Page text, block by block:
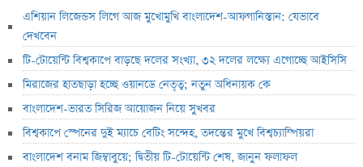
এশিয়ান লিজেন্ডস লিগে আজ মুখোমুখি বাংলাদেশ-আফগানিস্তান: যেভাবে
দেখবেন
টি-টোয়েন্টি বিশ্বকাপে বাড়ছে দলের সংখ্যা, ৩২ দলের লক্ষ্যে এগোচ্ছে আইসিসি
মিরাজের হাতছাড়া হচ্ছে ওয়ানডে নেতৃত্ব; নতুন অধিনায়ক কে
বাংলাদেশ-ভারত সিরিজ আয়োজন নিয়ে সুখবর
বিশ্বকাপে স্পেনের দুই ম্যাচে বেটিং সন্দেহ, তদন্তের মুখে বিশ্বচ্যাম্পিয়রা
বাংলাদেশ বনাম জিম্বাবুয়ে; দ্বিতীয় টি-টোয়েন্টি শেষ, জানুন ফলাফল